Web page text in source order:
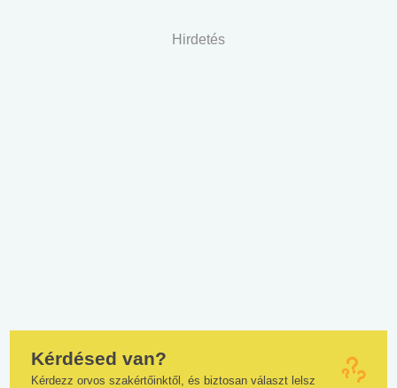
Hirdetés
Kérdésed van?
Kérdezz orvos szakértőinktől, és biztosan választ lelsz